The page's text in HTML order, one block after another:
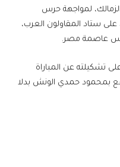
لمواجهة حرس
على ستاد المقاولون العرب،
كأس عاصمة مصر.
تشكيلته عن المباراة
بمحمود حمدي الونش بدلا